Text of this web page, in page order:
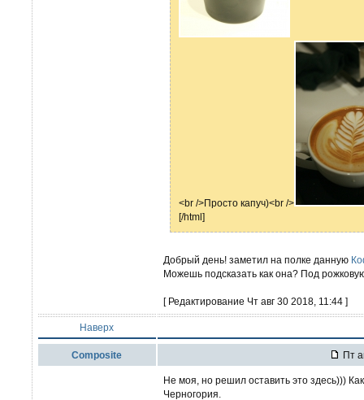
<br />Просто капуч)<br />
[/html]
Добрый день! заметил на полке данную
Можешь подсказать как она? Под
[ Редактирование Чт авг 30 2018, 11:44 ]
Наверх
Composite Пт
Не моя, но решил оставить это здесь)))
Черногория.